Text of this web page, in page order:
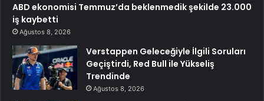
ABD ekonomisi Temmuz’da beklenmedik şekilde 23.000
iş kaybetti
Ağustos 8, 2026
Verstappen Geleceğiyle İlgili Soruları
Geçiştirdi, Red Bull ile Yükseliş
Trendinde
Ağustos 8, 2026